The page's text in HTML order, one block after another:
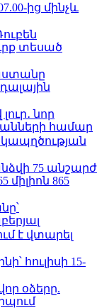
ից մինչև
տեսած
նոր
համար
75 անշարժ
միլիոն 865
է վտարել
հուլիսի 15-
օձերը.